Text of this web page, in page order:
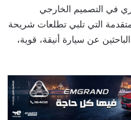
في التصميم الخارجي
التي تلبي تطلعات شريحة
عن سيارة أنيقة، قوية،